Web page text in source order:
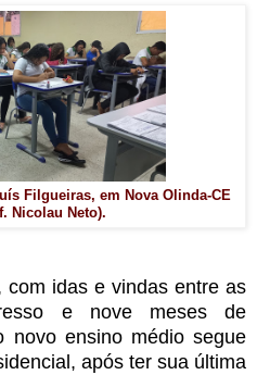
Filgueiras, em Nova Olinda-CE
Nicolau Neto).
com idas e vindas entre as
e nove meses de
novo ensino médio segue
após ter sua última